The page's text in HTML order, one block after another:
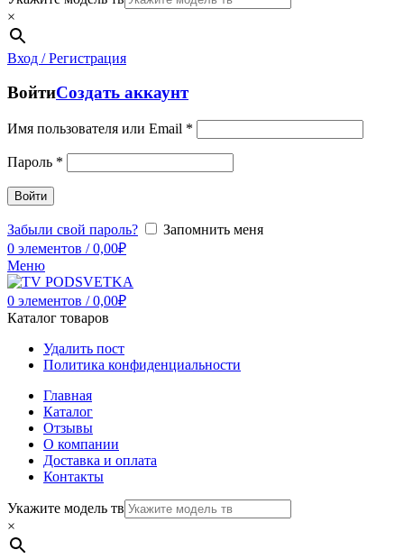
×
Вход / Регистрация
ВойтиСоздать аккаунт
Имя пользователя или Email *
Пароль *
Войти
Забыли свой пароль?
Запомнить меня
0 элементов / 0,00₽
Меню
0 элементов / 0,00₽
Каталог товаров
Удалить пост
Политика конфиденциальности
Главная
Каталог
Отзывы
О компании
Доставка и оплата
Контакты
Укажите модель тв
×